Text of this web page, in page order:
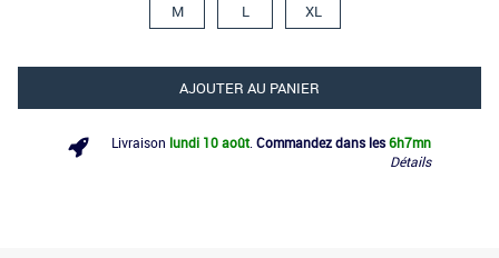
M L XL
AJOUTER AU PANIER
Livraison lundi 10 août Commandez dans les6h7mn
Détails